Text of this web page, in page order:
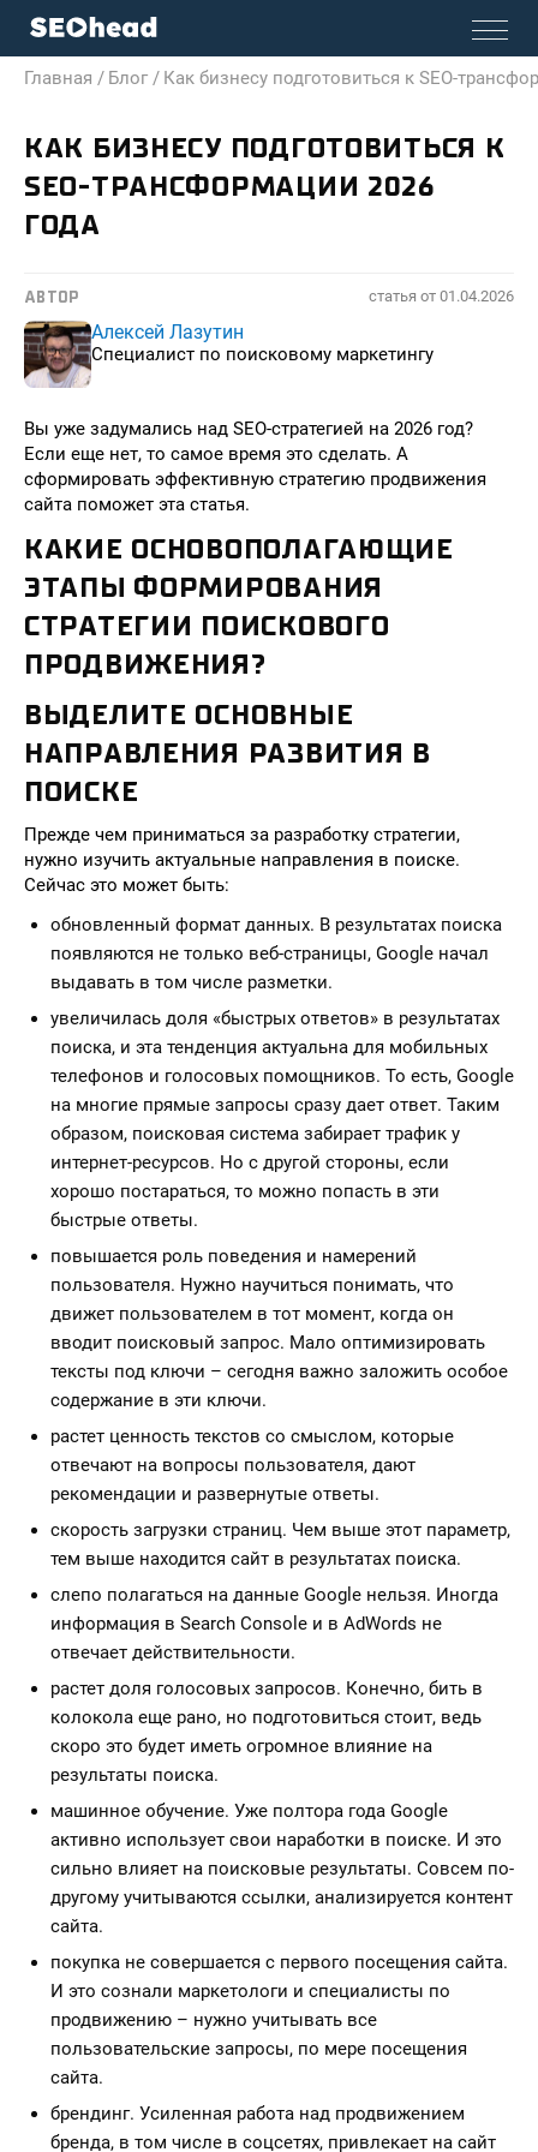
Главная / Блог / Как бизнесу подготовиться к SEO-
КАК БИЗНЕСУ ПОДГОТОВИТЬСЯ К
SEO-ТРАНСФОРМАЦИИ 2026
ГОДА
АВТОР статья от 01.04.2026
Алексей Лазутин
Специалист по поисковому маркетингу
Вы уже задумались над SEO-стратегией на 2026 год?
Если еще нет, то самое время это сделать. А
сформировать эффективную стратегию продвижения
сайта поможет эта статья.
КАКИЕ ОСНОВОПОЛАГАЮЩИЕ
ЭТАПЫ ФОРМИРОВАНИЯ
СТРАТЕГИИ ПОИСКОВОГО
ПРОДВИЖЕНИЯ?
ВЫДЕЛИТЕ ОСНОВНЫЕ
НАПРАВЛЕНИЯ РАЗВИТИЯ В
ПОИСКЕ
Прежде чем приниматься за разработку стратегии,
нужно изучить актуальные направления в поиске.
Сейчас это может быть:
обновленный формат данных. В результатах поиска
появляются не только веб-страницы, Google начал
выдавать в том числе разметки.
увеличилась доля «быстрых ответов» в результатах
поиска, и эта тенденция актуальна для мобильных
телефонов и голосовых помощников. То есть, Google
на многие прямые запросы сразу дает ответ. Таким
образом, поисковая система забирает трафик у
интернет-ресурсов. Но с другой стороны, если
хорошо постараться, то можно попасть в эти
быстрые ответы.
повышается роль поведения и намерений
пользователя. Нужно научиться понимать, что
движет пользователем в тот момент, когда он
вводит поисковый запрос. Мало оптимизировать
тексты под ключи – сегодня важно заложить особое
содержание в эти ключи.
растет ценность текстов со смыслом, которые
отвечают на вопросы пользователя, дают
рекомендации и развернутые ответы.
скорость загрузки страниц. Чем выше этот параметр,
тем выше находится сайт в результатах поиска.
слепо полагаться на данные Google нельзя. Иногда
информация в Search Console и в AdWords не
отвечает действительности.
растет доля голосовых запросов. Конечно, бить в
колокола еще рано, но подготовиться стоит, ведь
скоро это будет иметь огромное влияние на
результаты поиска.
машинное обучение. Уже полтора года Google
активно использует свои наработки в поиске. И это
сильно влияет на поисковые результаты. Совсем по-
другому учитываются ссылки, анализируется контент
сайта.
покупка не совершается с первого посещения сайта.
И это сознали маркетологи и специалисты по
продвижению – нужно учитывать все
пользовательские запросы, по мере посещения
сайта.
брендинг. Усиленная работа над продвижением
бренда, в том числе в соцсетях, привлекает на сайт